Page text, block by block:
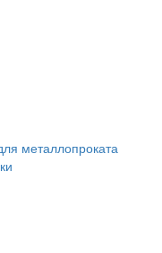
металлопроката